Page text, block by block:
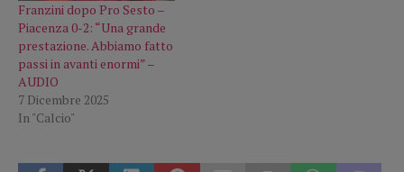
Franzini dopo Pro Sesto –
Piacenza 0-2: “Una grande
prestazione. Abbiamo fatto
passi in avanti enormi” –
AUDIO
7 Dicembre 2025
In "Calcio"